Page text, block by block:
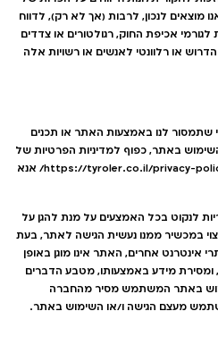
מוצאים לנכון, לרבות (אך לא רק), לדווח
אכיפת החוק, רגולטורים או צדדים
או רלוונטי לאנשים או רשויות אלה
שתמסור לנו באמצעות האתר או תכנים
באתר, כפוף למדיניות הפרטיות של
https://tyroler.co.il/privacy- אנא
לנקוט בכל האמצעים על מנת להגן על
במכשיר ממנו נעשית הגישה לאתר, בעת
אינטרנט אחרים, האתר אינו מוגן באופן
ומסירת מידע באמצעותו, מטבע הדברים
באתר המשתמש מסיר מהחברה
מעצם הגישה ו/או השימוש באתר.